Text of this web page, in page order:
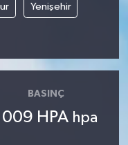
Yenişehir
BASINÇ
1009 HPA hpa